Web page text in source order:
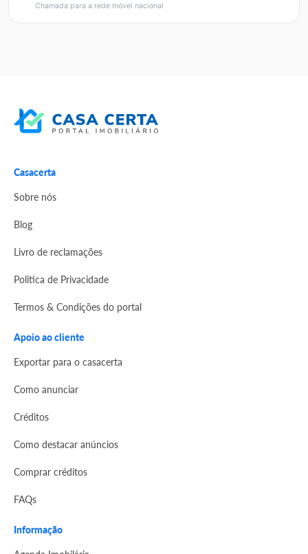
Chamada para a rede móvel nacional
Casacerta
Sobre nós
Blog
Livro de reclamações
Politica de Privacidade
Termos & Condições do portal
Apoio ao cliente
Exportar para o casacerta
Como anunciar
Créditos
Como destacar anúncios
Comprar créditos
FAQs
Informação